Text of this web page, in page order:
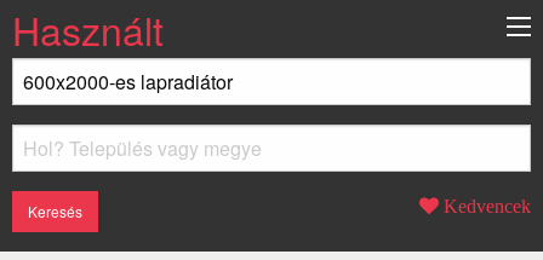
Használt
Kedvencek